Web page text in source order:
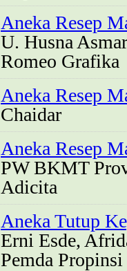
Aneka Resep
U. Husna
Romeo Grafika
Aneka Resep
Chaidar
Aneka Resep
PW BKMT
Adicita
Aneka Tutup
Erni Esde,
Pemda